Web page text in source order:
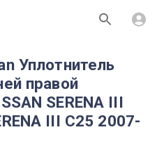
Уплотнитель
правой
SERENA III
III C25 2007-